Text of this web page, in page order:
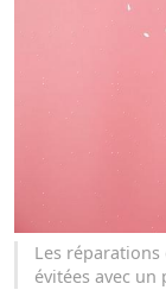
Les
évitées avec